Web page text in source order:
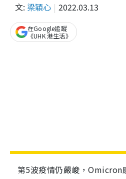
文: 梁穎心 2022.03.13
在Google追蹤
《UHK 港生活》
第5波疫情仍嚴峻，Omicron